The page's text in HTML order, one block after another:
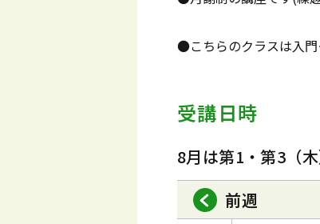
●こちらのクラスは入門
受講日時
8月は第1・第3（
前週